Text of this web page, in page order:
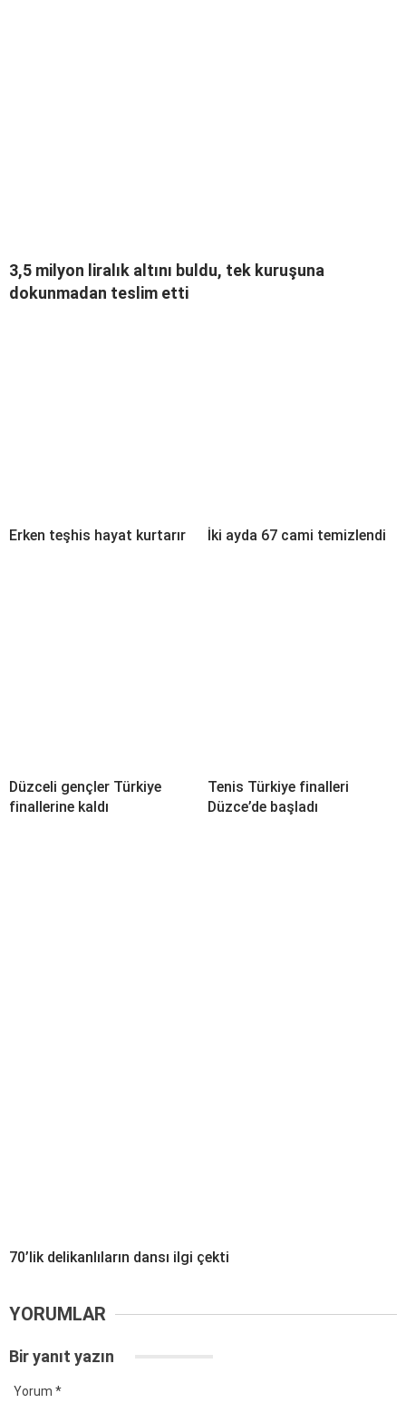
3,5 milyon liralık altını buldu, tek kuruşuna
dokunmadan teslim etti
Erken teşhis hayat kurtarır İki ayda 67 cami temizlendi
Düzceli gençler Türkiye
finallerine kaldı
Tenis Türkiye finalleri
Düzce’de başladı
70’lik delikanlıların dansı ilgi çekti
YORUMLAR
Bir yanıt yazın
Yorum *